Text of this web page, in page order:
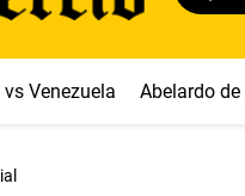
vs Venezuela Abelardo